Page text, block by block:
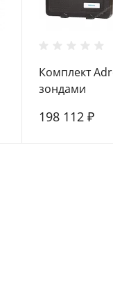
Комплект
зондами
198 112 ₽